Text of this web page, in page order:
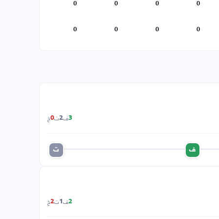
0
0
0
0
0
0
0
0
3ف2ت0خ
ف ت
2ف 1ت2خ